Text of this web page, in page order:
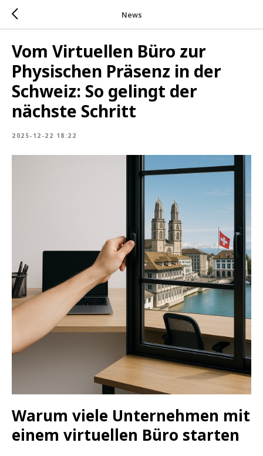
News
Vom Virtuellen Büro zur
Physischen Präsenz in der
Schweiz: So gelingt der
nächste Schritt
2025-12-22 18:22
Warum viele Unternehmen mit
einem virtuellen Büro starten